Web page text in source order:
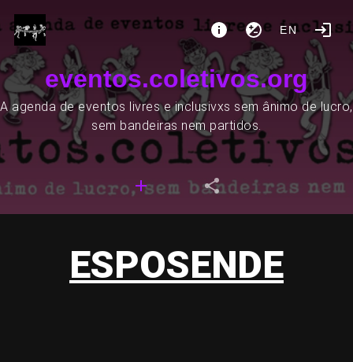
EN
eventos.coletivos.org
A agenda de eventos livres e inclusivxs sem ânimo de lucro,
sem bandeiras nem partidos.
ESPOSENDE